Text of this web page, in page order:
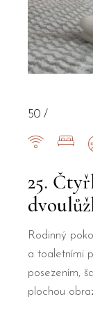
25.
Rodinný
a toaletními
posezením,
plochou
50